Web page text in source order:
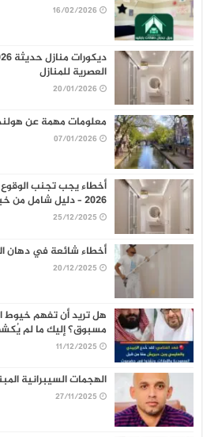
16/02/2026
العصرية للمنازل
20/01/2026
معلومات مهمة عن هولندا
07/01/2026
أخطاء يجب تجنب
2026 – دليل شامل من خبراء الديكور
25/12/2025
أخطاء شائعة في دهان
20/12/2025
هل تريد أن تفهم
مسبوق؟ إليك ما لم
11/12/2025
الهجمات السيبرانية
27/11/2025